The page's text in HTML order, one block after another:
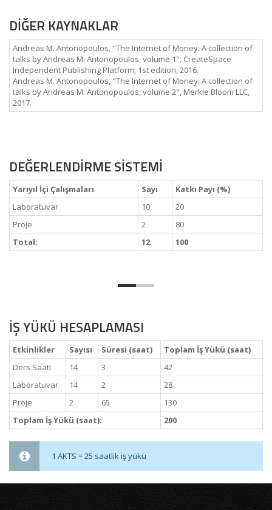
DİĞER KAYNAKLAR
Andreas M. Antonopoulos, "The Internet of Money: A collection of
talks by Andreas M. Antonopoulos, volume 1", CreateSpace
Independent Publishing Platform; 1st edition, 2016.
Andreas M. Antonopoulos, "The Internet of Money: A collection of
talks by Andreas M. Antonopoulos, volume 2", Merkle Bloom LLC,
2017.
DEĞERLENDİRME SİSTEMİ
Yarıyıl İçi Çalışmaları Sayı
Katkı Payı (%)
Laboratuvar
10
20
Proje
2
80
Total:
12 100
İŞ YÜKÜ HESAPLAMASI
Etkinlikler Sayısı Süresi (saat)
Toplam İş Yükü (saat)
Ders Saati
14 3
42
Laboratuvar
14 2
28
Proje
2 65
130
Toplam İş Yükü (saat):
200
1 AKTS = 25 saatlik iş yükü